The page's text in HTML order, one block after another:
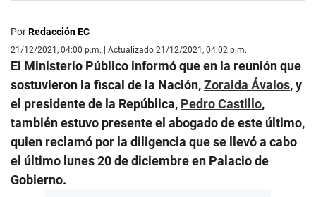
PorRedacción EC
21/12/2021, 04:00 p.m. | Actualizado 21/12/2021, 04:02 p.m.
El Ministerio Público informó que en la reunión que
sostuvieron la fiscal de la Nación,Zoraida Ávalos, y
el presidente de la República, Pedro Castillo,
también estuvo presente el abogado de este último,
quien reclamó por la diligencia que se llevó a cabo
el último lunes 20 de diciembre en Palacio de
Gobierno.